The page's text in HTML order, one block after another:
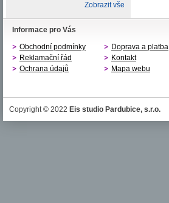
Zobrazit vše
Informace pro Vás
Obchodní podmínky
Reklamační řád
Ochrana údajů
Doprava a platba
Kontakt
Mapa webu
Copyright © 2022 Eis studio Pardubice, s.r.o.